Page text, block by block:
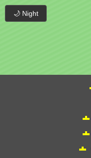
🌙 Night